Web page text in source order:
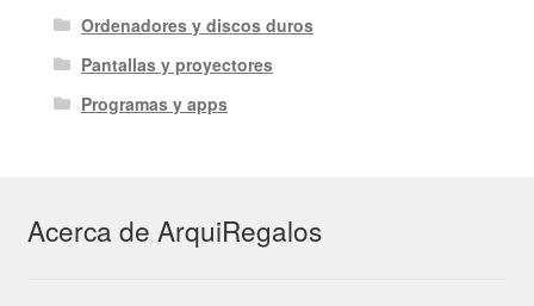
Ordenadores y discos duros
Pantallas y proyectores
Programas y apps
Acerca de ArquiRegalos